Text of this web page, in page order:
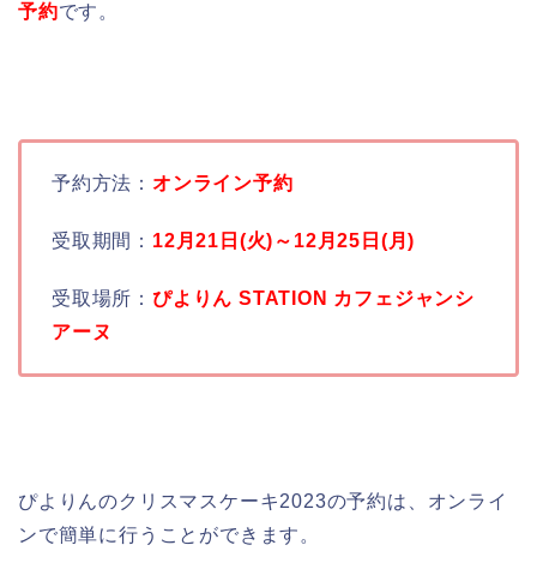
予約です。
予約方法： オンライン予約
受取期間： 12月21日(火)～12月25日(月)
受取場所： ぴよりん STATION カフェジャンシ
アーヌ
ぴよりんのクリスマスケーキ2023の予約は、オンライ
ンで簡単に行うことができます。